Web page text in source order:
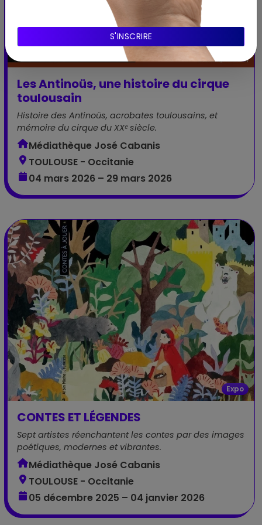
Les Antinoüs, une histoire du cirque
toulousain
Histoire des Antinoüs, acrobates toulousains, et
mémoire du cirque du XXᵉ siècle.
Médiathèque José Cabanis
TOULOUSE - Occitanie
04 mars 2026 – 29 mars 2026
Expo
CONTES ET LÉGENDES
Sept artistes réenchantent les contes par des images
poétiques, modernes et vibrantes.
Médiathèque José Cabanis
TOULOUSE - Occitanie
05 décembre 2025 – 04 janvier 2026